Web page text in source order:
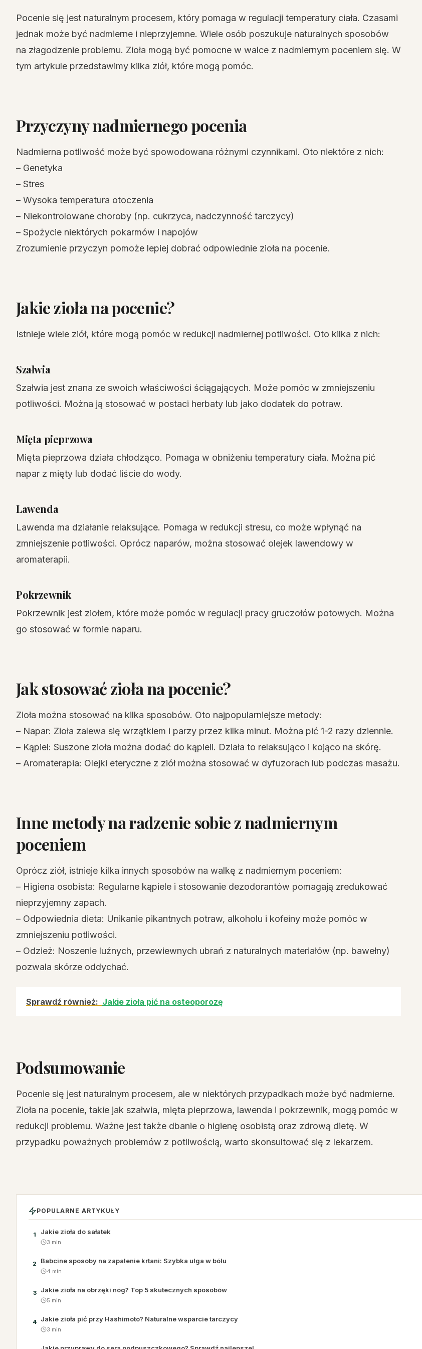
Pocenie się jest naturalnym procesem, który pomaga w regulacji temperatury ciała. Czasami
jednak może być nadmierne i nieprzyjemne. Wiele osób poszukuje naturalnych sposobów
na złagodzenie problemu. Zioła mogą być pomocne w walce z nadmiernym poceniem się. W
tym artykule przedstawimy kilka ziół, które mogą pomóc.
Przyczyny nadmiernego pocenia
Nadmierna potliwość może być spowodowana różnymi czynnikami. Oto niektóre z nich:
– Genetyka
– Stres
– Wysoka temperatura otoczenia
– Niekontrolowane choroby (np. cukrzyca, nadczynność tarczycy)
– Spożycie niektórych pokarmów i napojów
Zrozumienie przyczyn pomoże lepiej dobrać odpowiednie zioła na pocenie.
Jakie zioła na pocenie?
Istnieje wiele ziół, które mogą pomóc w redukcji nadmiernej potliwości. Oto kilka z nich:
Szałwia
Szałwia jest znana ze swoich właściwości ściągających. Może pomóc w zmniejszeniu
potliwości. Można ją stosować w postaci herbaty lub jako dodatek do potraw.
Mięta pieprzowa
Mięta pieprzowa działa chłodząco. Pomaga w obniżeniu temperatury ciała. Można pić
napar z mięty lub dodać liście do wody.
Lawenda
Lawenda ma działanie relaksujące. Pomaga w redukcji stresu, co może wpłynąć na
zmniejszenie potliwości. Oprócz naparów, można stosować olejek lawendowy w
aromaterapii.
Pokrzewnik
Pokrzewnik jest ziołem, które może pomóc w regulacji pracy gruczołów potowych. Można
go stosować w formie naparu.
Jak stosować zioła na pocenie?
Zioła można stosować na kilka sposobów. Oto najpopularniejsze metody:
– Napar: Zioła zalewa się wrzątkiem i parzy przez kilka minut. Można pić 1-2 razy dziennie.
– Kąpiel: Suszone zioła można dodać do kąpieli. Działa to relaksująco i kojąco na skórę.
– Aromaterapia: Olejki eteryczne z ziół można stosować w dyfuzorach lub podczas masażu.
Inne metody na radzenie sobie z nadmiernym
poceniem
Oprócz ziół, istnieje kilka innych sposobów na walkę z nadmiernym poceniem:
– Higiena osobista: Regularne kąpiele i stosowanie dezodorantów pomagają zredukować
nieprzyjemny zapach.
– Odpowiednia dieta: Unikanie pikantnych potraw, alkoholu i kofeiny może pomóc w
zmniejszeniu potliwości.
– Odzież: Noszenie luźnych, przewiewnych ubrań z naturalnych materiałów (np. bawełny)
pozwala skórze oddychać.
Sprawdź również: Jakie zioła pić na osteoporozę
Podsumowanie
Pocenie się jest naturalnym procesem, ale w niektórych przypadkach może być nadmierne.
Zioła na pocenie, takie jak szałwia, mięta pieprzowa, lawenda i pokrzewnik, mogą pomóc w
redukcji problemu. Ważne jest także dbanie o higienę osobistą oraz zdrową dietę. W
przypadku poważnych problemów z potliwością, warto skonsultować się z lekarzem.
POPULARNE ARTYKUŁY
1 Jakie zioła do sałatek
3 min
2 Babcine sposoby na zapalenie krtani: Szybka ulga w bólu
4 min
3 Jakie zioła na obrzęki nóg? Top 5 skutecznych sposobów
5 min
4 Jakie zioła pić przy Hashimoto? Naturalne wsparcie tarczycy
3 min